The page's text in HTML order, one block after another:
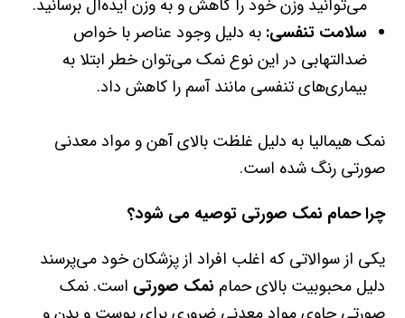
سلامت تنفسی:به دلیل وجود عناصر با خواص
ضدالتهابی در این نوع نمک می‌توان خطر ابتلا به
بیماری‌های تنفسی مانند آسم را کاهش داد.
نمک هیمالیا به دلیل غلظت بالای آهن و مواد معدنی
صورتی رنگ شده است.
چرا حمام نمک صورتی توصیه می شود؟
یکی از سوالاتی که اغلب افراد از پزشکان خود می‌پرسند
دلیل محبوبیت بالای حمام نمک صورتی است. نمک